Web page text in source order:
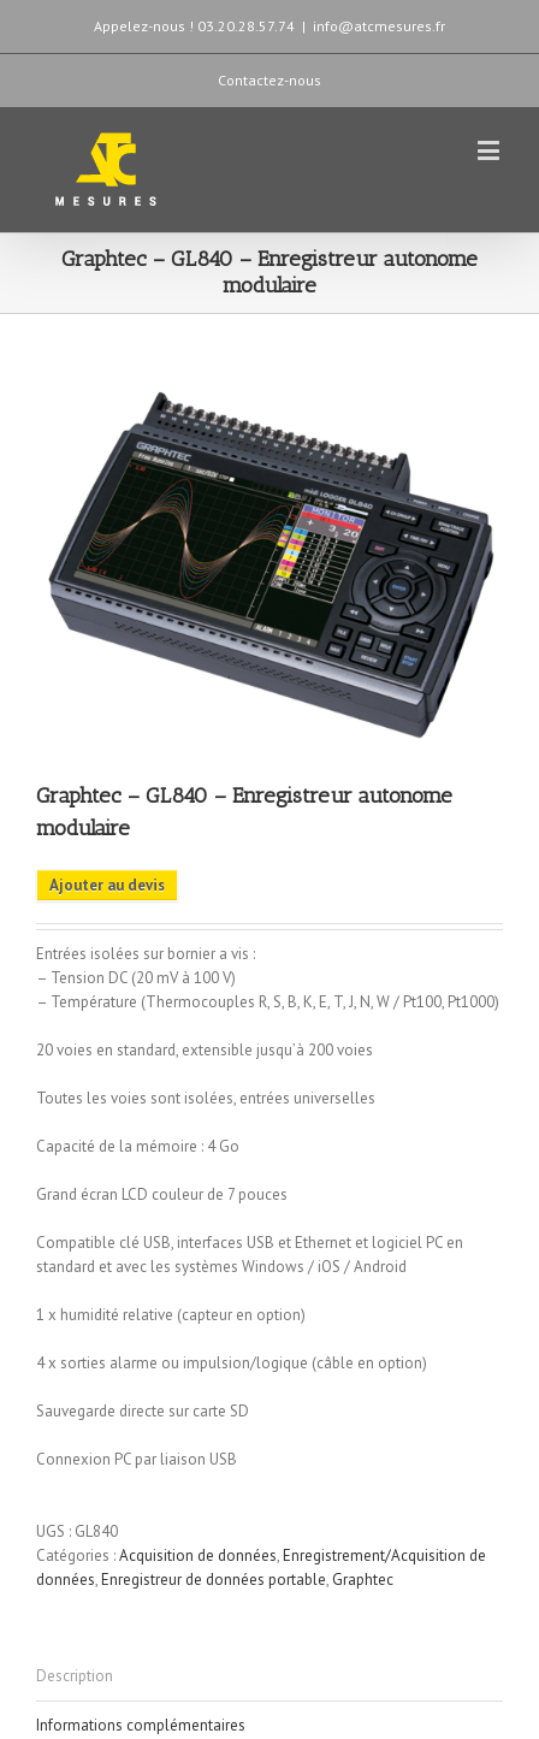
Appelez-nous ! 03.20.28.57.74 | info@atcmesures.fr
Contactez-nous
Graphtec – GL840 – Enregistreur autonome
modulaire
Graphtec – GL840 – Enregistreur autonome
modulaire
Ajouter au devis
Entrées isolées sur bornier a vis :
– Tension DC (20 mV à 100 V)
– Température (Thermocouples R, S, B, K, E, T, J, N, W / Pt100, Pt1000)
20 voies en standard, extensible jusqu’à 200 voies
Toutes les voies sont isolées, entrées universelles
Capacité de la mémoire : 4 Go
Grand écran LCD couleur de 7 pouces
Compatible clé USB, interfaces USB et Ethernet et logiciel PC en
standard et avec les systèmes Windows / iOS / Android
1 x humidité relative (capteur en option)
4 x sorties alarme ou impulsion/logique (câble en option)
Sauvegarde directe sur carte SD
Connexion PC par liaison USB
UGS : GL840
Catégories :Acquisition de données,Enregistrement/Acquisition de
données,Enregistreur de données portable, Graphtec
Description
Informations complémentaires